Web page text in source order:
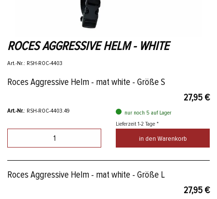
ROCES AGGRESSIVE HELM - WHITE
Art.-Nr.: RSH-ROC-4403
Roces Aggressive Helm - mat white - Größe S
27,95 €
Art.-Nr.: RSH-ROC-4403.49
nur noch 5 auf Lager
Lieferzeit 1-2 Tage *
in den Warenkorb
Roces Aggressive Helm - mat white - Größe L
27,95 €